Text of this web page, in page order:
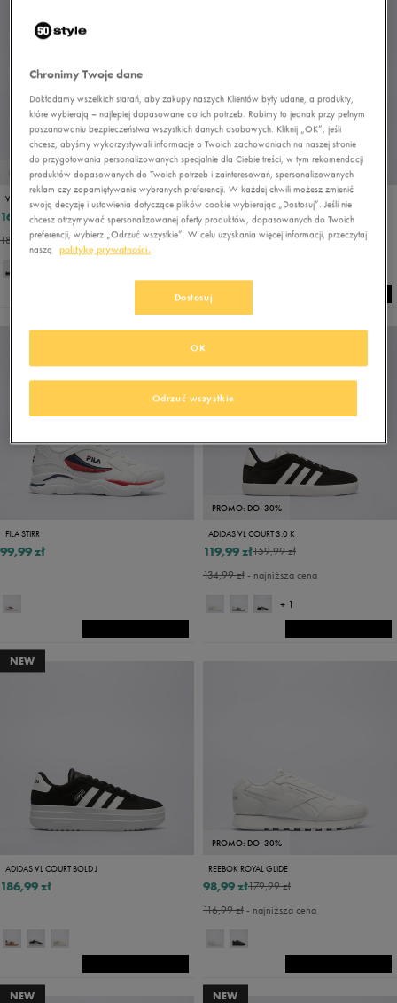
PROMO: DO -30%
VANS BROOKLYN LS
189,99 zł
161,49 zł
180,49 zł- najniższa cena
PROMO: DO -30%
ADIDAS CRAZYCHAOS 2000 J
209,99 zł
167,99 zł
183,99 zł- najniższa cena
FILA STIRR
99,99 zł
PROMO: DO -30%
ADIDAS VL COURT 3.0 K
159,99 zł
119,99 zł
134,99 zł- najniższa cena
+ 1
NEW
ADIDAS VL COURT BOLD J
186,99 zł
PROMO: DO -30%
REEBOK ROYAL GLIDE
179,99 zł
98,99 zł
116,99 zł- najniższa cena
NEW NEW
Chronimy Twoje dane
Dokładamy wszelkich starań, aby zakupy naszych Klientów były udane, a produkty,
które wybierają – najlepiej dopasowane do ich potrzeb. Robimy to jednak przy pełnym
poszanowaniu bezpieczeństwa wszystkich danych osobowych. Kliknij „OK”, jeśli
chcesz, abyśmy wykorzystywali informacje o Twoich zachowaniach na naszej stronie
do przygotowania personalizowanych specjalnie dla Ciebie treści, w tym rekomendacji
produktów dopasowanych do Twoich potrzeb i zainteresowań, spersonalizowanych
reklam czy zapamiętywanie wybranych preferencji. W każdej chwili możesz zmienić
swoją decyzję i ustawienia dotyczące plików cookie wybierając „Dostosuj”. Jeśli nie
chcesz otrzymywać spersonalizowanej oferty produktów, dopasowanych do Twoich
preferencji, wybierz „Odrzuć wszystkie”. W celu uzyskania więcej informacji, przeczytaj
naszą
politykę prywatności.
Dostosuj
Odrzuć wszystkie
OK